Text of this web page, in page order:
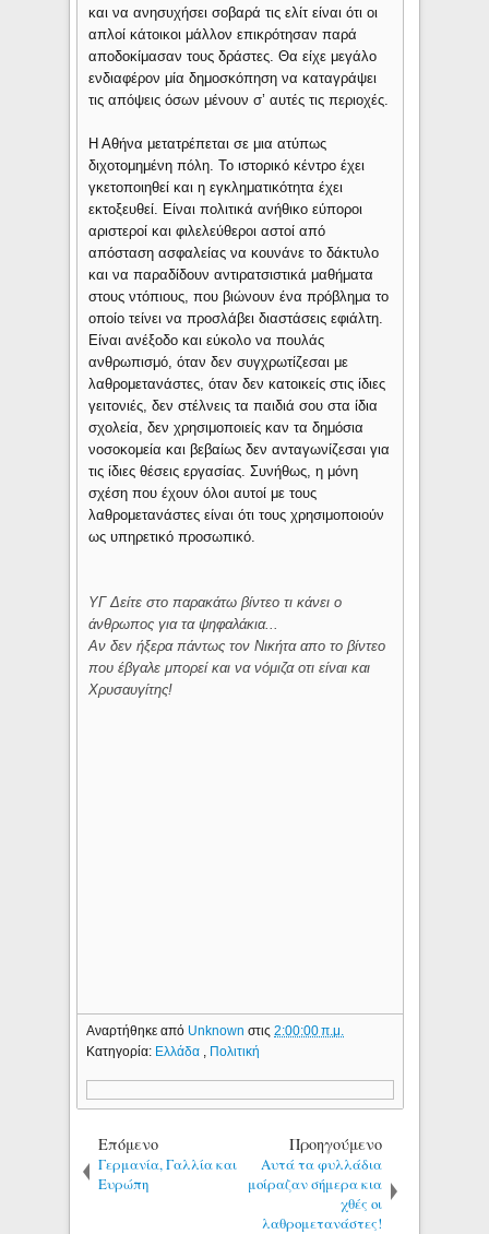
και να ανησυχήσει σοβαρά τις ελίτ είναι ότι οι
απλοί κάτοικοι μάλλον επικρότησαν παρά
αποδοκίμασαν τους δράστες. Θα είχε μεγάλο
ενδιαφέρον μία δημοσκόπηση να καταγράψει
τις απόψεις όσων μένουν σ’ αυτές τις περιοχές.
Η Αθήνα μετατρέπεται σε μια ατύπως
διχοτομημένη πόλη. Το ιστορικό κέντρο έχει
γκετοποιηθεί και η εγκληματικότητα έχει
εκτοξευθεί. Είναι πολιτικά ανήθικο εύποροι
αριστεροί και φιλελεύθεροι αστοί από
απόσταση ασφαλείας να κουνάνε το δάκτυλο
και να παραδίδουν αντιρατσιστικά μαθήματα
στους ντόπιους, που βιώνουν ένα πρόβλημα το
οποίο τείνει να προσλάβει διαστάσεις εφιάλτη.
Είναι ανέξοδο και εύκολο να πουλάς
ανθρωπισμό, όταν δεν συγχρωτίζεσαι με
λαθρομετανάστες, όταν δεν κατοικείς στις ίδιες
γειτονιές, δεν στέλνεις τα παιδιά σου στα ίδια
σχολεία, δεν χρησιμοποιείς καν τα δημόσια
νοσοκομεία και βεβαίως δεν ανταγωνίζεσαι για
τις ίδιες θέσεις εργασίας. Συνήθως, η μόνη
σχέση που έχουν όλοι αυτοί με τους
λαθρομετανάστες είναι ότι τους χρησιμοποιούν
ως υπηρετικό προσωπικό.
ΥΓ Δείτε στο παρακάτω βίντεο τι κάνει ο
άνθρωπος για τα ψηφαλάκια...
Αν δεν ήξερα πάντως τον Νικήτα απο το βίντεο
που έβγαλε μπορεί και να νόμιζα οτι είναι και
Χρυσαυγίτης!
Αναρτήθηκε από Unknownστις2:00:00 π.μ.
Κατηγορία: Ελλάδα Πολιτική
Επόμενο
Γερμανία, Γαλλία και
Ευρώπη
Προηγούμενο
Αυτά τα φυλλάδια
μοίραζαν σήμερα κια
χθές οι
λαθρομετανάστες!